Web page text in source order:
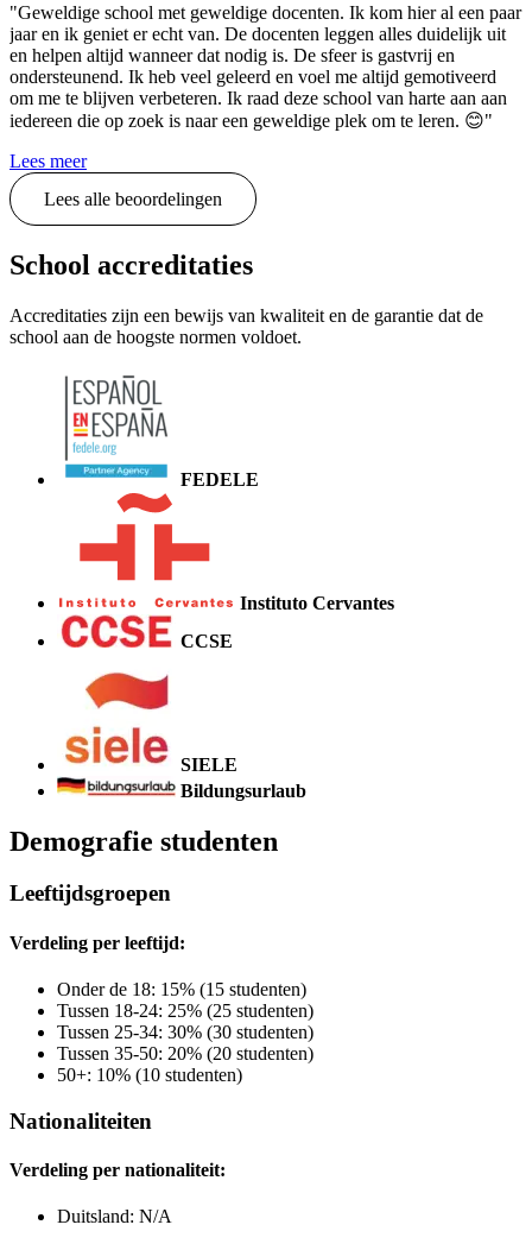
"Geweldige school met geweldige docenten. Ik kom hier al een paar
jaar en ik geniet er echt van. De docenten leggen alles duidelijk uit
en helpen altijd wanneer dat nodig is. De sfeer is gastvrij en
ondersteunend. Ik heb veel geleerd en voel me altijd gemotiveerd
om me te blijven verbeteren. Ik raad deze school van harte aan aan
iedereen die op zoek is naar een geweldige plek om te leren. 😊"
Lees meer
Lees alle beoordelingen
School accreditaties
Accreditaties zijn een bewijs van kwaliteit en de garantie dat de
school aan de hoogste normen voldoet.
FEDELE
Instituto Cervantes
CCSE
SIELE
Bildungsurlaub
Demografie studenten
Leeftijdsgroepen
Verdeling per leeftijd:
Onder de 18: 15% (15 studenten)
Tussen 18-24: 25% (25 studenten)
Tussen 25-34: 30% (30 studenten)
Tussen 35-50: 20% (20 studenten)
50+: 10% (10 studenten)
Nationaliteiten
Verdeling per nationaliteit:
Duitsland: N/A